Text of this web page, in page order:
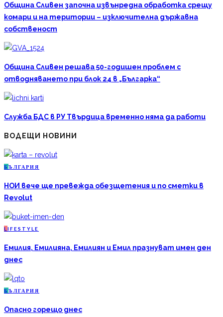
Община Сливен започна извънредна обработка срещу
комари и на територии – изключителна държавна
собственост
Община Сливен решава 50-годишен проблем с
отводняването при блок 24 в „Българка“
Служба БДС в РУ Твърдица временно няма да работи
ВОДЕЩИ НОВИНИ
Б ЪЛГАРИЯ
НОИ вече ще превежда обезщетения и по сметки в
Revolut
L IFESTYLE
Емилия, Емилияна, Емилиян и Емил празнуват имен ден
днес
Б ЪЛГАРИЯ
Опасно горещо днес